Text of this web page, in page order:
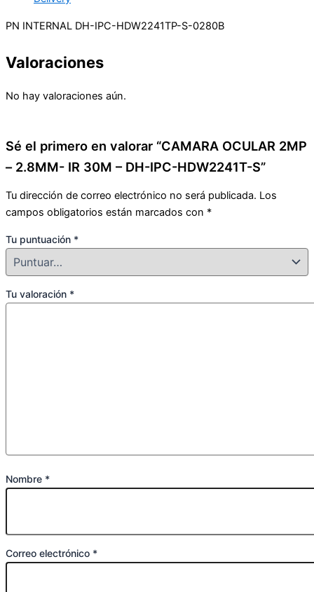
PN INTERNAL DH-IPC-HDW2241TP-S-0280B
Valoraciones
No hay valoraciones aún.
Sé el primero en valorar “CAMARA OCULAR 2MP
– 2.8MM- IR 30M – DH-IPC-HDW2241T-S”
Tu dirección de correo electrónico no será publicada. Los
campos obligatorios están marcados con *
Tu puntuación *
Tu valoración *
Nombre *
Correo electrónico *